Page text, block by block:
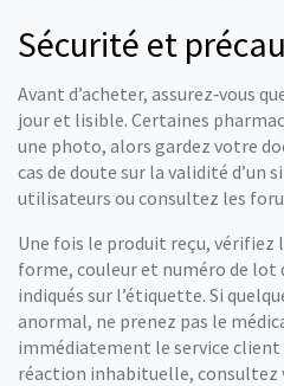
Sécurité et
Avant d’acheter, assurez‑vous
jour et lisible. Certaines
une photo, alors gardez votre
cas de doute sur la validité d’un
utilisateurs ou consultez les
Une fois le produit reçu, vérifiez
forme, couleur et numéro de lot
indiqués sur l’étiquette. Si
anormal, ne prenez pas le
immédiatement le service client
réaction inhabituelle, consultez